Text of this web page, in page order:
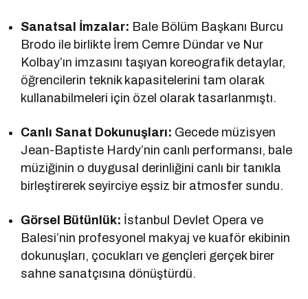
Sanatsal İmzalar: Bale Bölüm Başkanı Burcu
Brodo ile birlikte İrem Cemre Dündar ve Nur
Kolbay’ın imzasını taşıyan koreografik detaylar,
öğrencilerin teknik kapasitelerini tam olarak
kullanabilmeleri için özel olarak tasarlanmıştı.
Canlı Sanat Dokunuşları: Gecede müzisyen
Jean-Baptiste Hardy’nin canlı performansı, bale
müziğinin o duygusal derinliğini canlı bir tanıkla
birleştirerek seyirciye eşsiz bir atmosfer sundu.
Görsel Bütünlük: İstanbul Devlet Opera ve
Balesi’nin profesyonel makyaj ve kuaför ekibinin
dokunuşları, çocukları ve gençleri gerçek birer
sahne sanatçısına dönüştürdü.